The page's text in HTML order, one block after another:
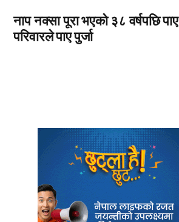
नाप नक्सा पूरा भएको ३८ वर्षपछि
परिवारले पाए पुर्जा